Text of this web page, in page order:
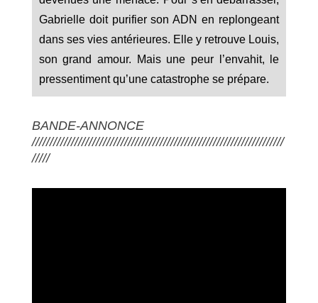
Gabrielle doit purifier son ADN en replongeant
dans ses vies antérieures. Elle y retrouve Louis,
son grand amour. Mais une peur l’envahit, le
pressentiment qu’une catastrophe se prépare.
BANDE-ANNONCE
///////////////////////////////////////////////////////////////////////
/////